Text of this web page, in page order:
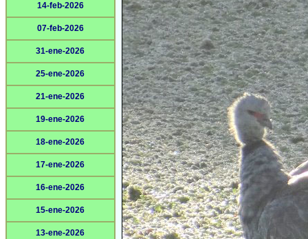
14-feb-2026
07-feb-2026
31-ene-2026
25-ene-2026
21-ene-2026
19-ene-2026
18-ene-2026
17-ene-2026
16-ene-2026
15-ene-2026
13-ene-2026